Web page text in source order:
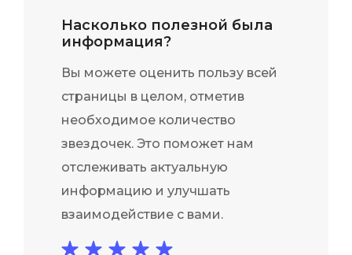
Насколько полезной была
информация?
Вы можете оценить пользу всей
страницы в целом, отметив
необходимое количество
звездочек. Это поможет нам
отслеживать актуальную
информацию и улучшать
взаимодействие с вами.